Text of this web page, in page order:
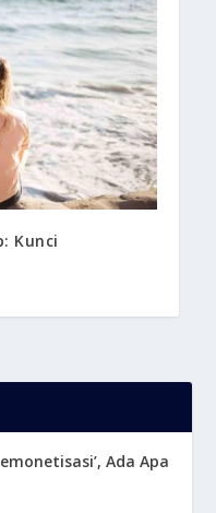
Kunci
Ada Apa